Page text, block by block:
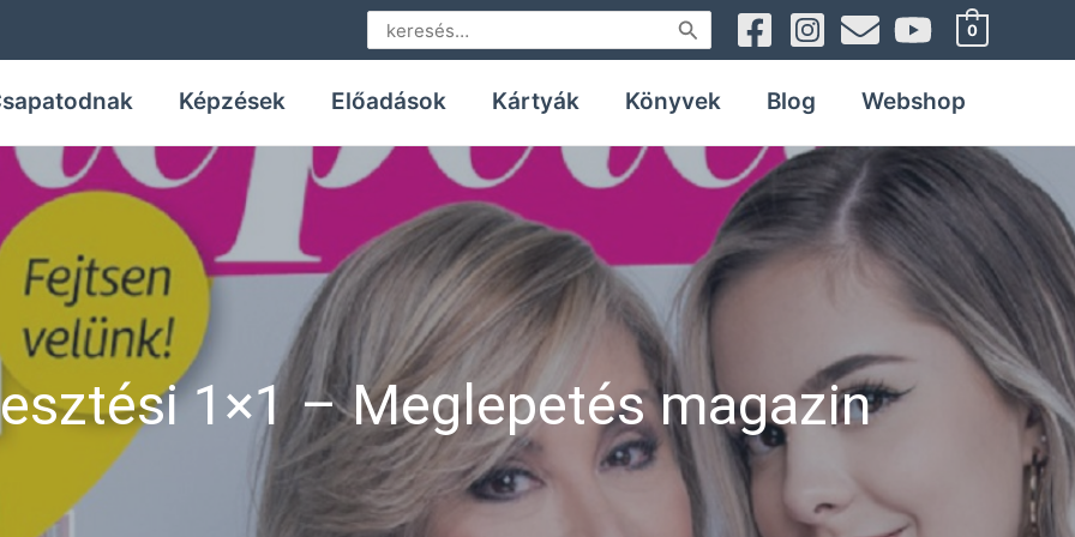
Search
for:
0
Képzések Előadások Kártyák Könyvek Blog Webshop
1×1 – Meglepetés magazin